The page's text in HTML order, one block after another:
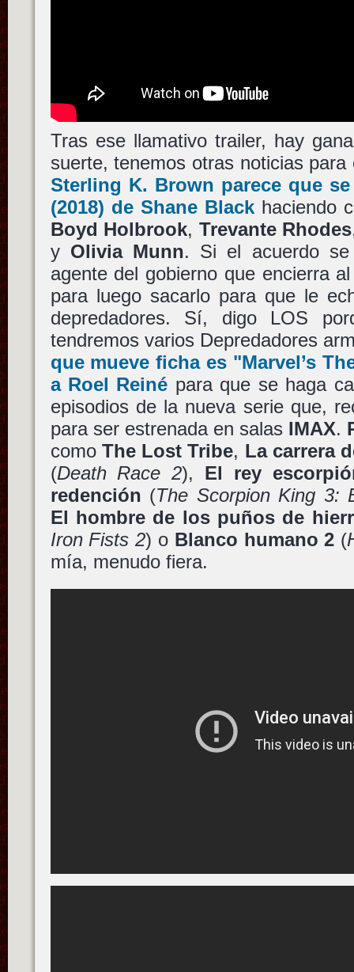
Tras ese llamativo trailer, hay
suerte, tenemos otras noticias
Sterling K. Brown parece que
(2018) de Shane Blackhaciendo
Boyd Holbrook, Trevante Rhodes
y Olivia Munn. Si el acuerdo
agente del gobierno que encierra
para luego sacarlo para que le
depredadores. Sí, digo LOS
tendremos varios Depredadores
que mueve ficha es "Marvel’s
a Roel Reiné para que se haga
episodios de la nueva serie que,
para ser estrenada en salas IMAX.
como The Lost Tribe, La carrera
(Death Race 2), El rey
redención (The Scorpion King 3:
El hombre de los puños de
Iron Fists 2) o Blanco humano 2 (
mía, menudo fiera.